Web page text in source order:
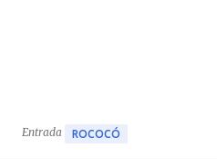
Entrada ROCOCÓ